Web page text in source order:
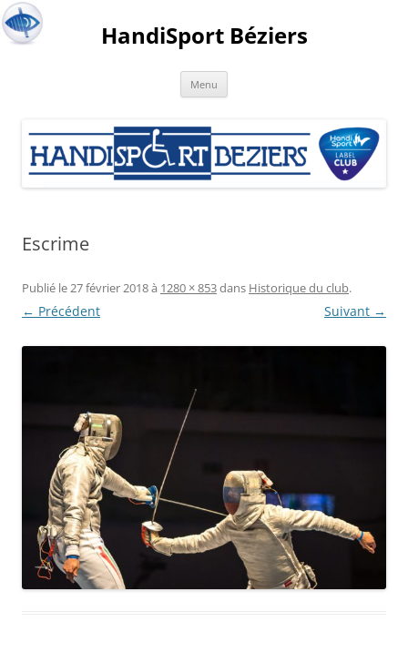
HandiSport Béziers
Menu
Escrime
Publié le27 février 2018à 1280 × 853dans Historique du club.
← Précédent Suivant →